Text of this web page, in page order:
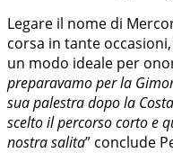
Legare il nome di
corsa in tante
un modo ideale per
preparavamo per la
sua palestra dopo la
scelto il percorso corto e
nostra salita” conclude